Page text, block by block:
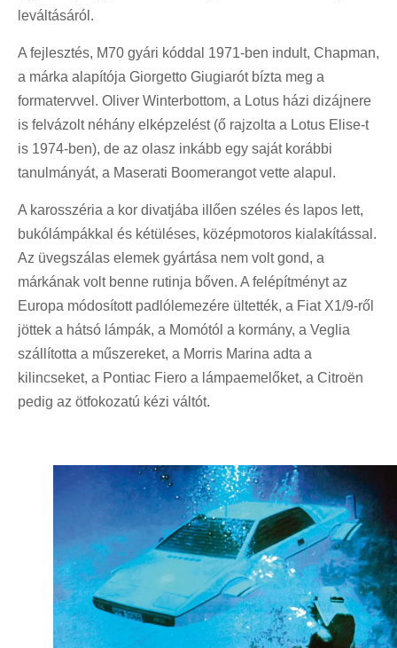
leváltásáról.
A fejlesztés, M70 gyári kóddal 1971-ben indult, Chapman,
a márka alapítója Giorgetto Giugiarót bízta meg a
formatervvel. Oliver Winterbottom, a Lotus házi dizájnere
is felvázolt néhány elképzelést (ő rajzolta a Lotus Elise-t
is 1974-ben), de az olasz inkább egy saját korábbi
tanulmányát, a Maserati Boomerangot vette alapul.
A karosszéria a kor divatjába illően széles és lapos lett,
bukólámpákkal és kétüléses, középmotoros kialakítással.
Az üvegszálas elemek gyártása nem volt gond, a
márkának volt benne rutinja bőven. A felépítményt az
Europa módosított padlólemezére ültették, a Fiat X1/9-ről
jöttek a hátsó lámpák, a Momótól a kormány, a Veglia
szállította a műszereket, a Morris Marina adta a
kilincseket, a Pontiac Fiero a lámpaemelőket, a Citroën
pedig az ötfokozatú kézi váltót.